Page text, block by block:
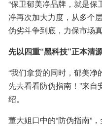
“保卫郁美净品牌，就是保
净再次加大力度，从多个
伪劣斗争到底，力保市场真
先以四重“黑科技”正本清
“我们拿货的同时，郁美净
先去看看防伪指南！”来
绍。
董大姐口中的“防伪指南”